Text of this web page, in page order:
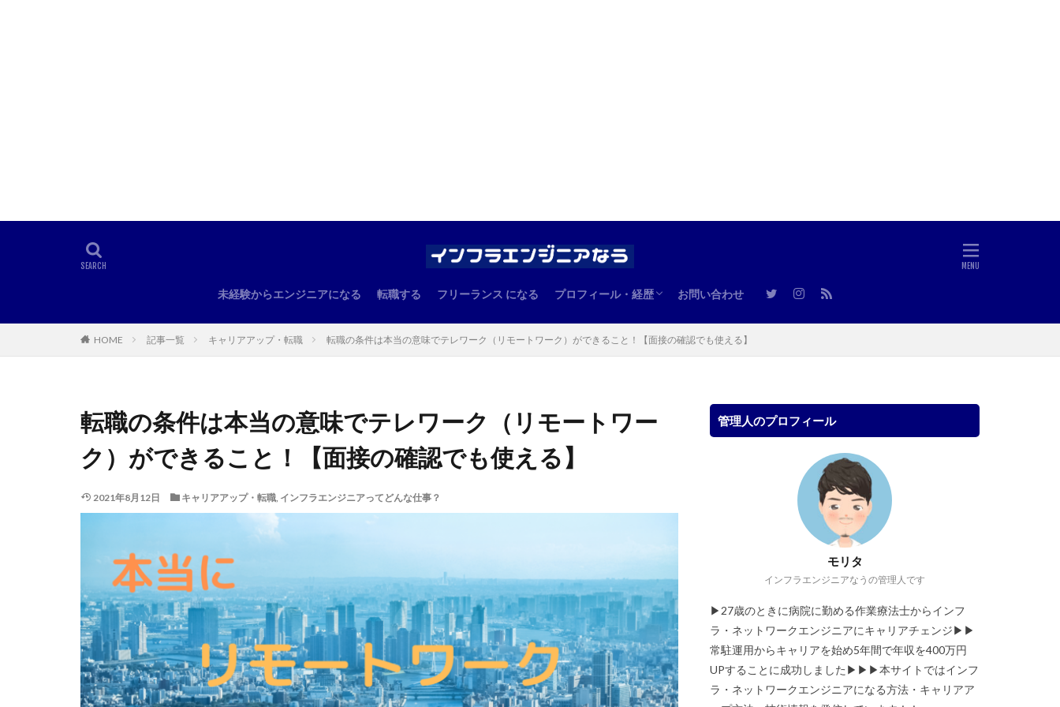
未経験からエンジニアになる 転職する フリーランス になる プロフィール・経歴
エンジニアとしての経歴
管理人のプロフィール
お問い合わせ
HOME 記事一覧 キャリアアップ・転職 転職の条件は本当の意味でテレワーク（リモートワーク）ができること！【面接の確認でも使える】
転職の条件は本当の意味でテレワーク（リモートワー
ク）ができること！【面接の確認でも使える】
2021年8月12日 キャリアアップ・転職, インフラエンジニアってどんな仕事？
管理人のプロフィール
モリタ
インフラエンジニアなうの管理人です
▶︎27歳のときに病院に勤める作業療法士からインフ
ラ・ネットワークエンジニアにキャリアチェンジ▶︎▶︎
常駐運用からキャリアを始め5年間で年収を400万円
UPすることに成功しました▶︎▶︎▶︎本サイトではインフ
ラ・ネットワークエンジニアになる方法・キャリアア